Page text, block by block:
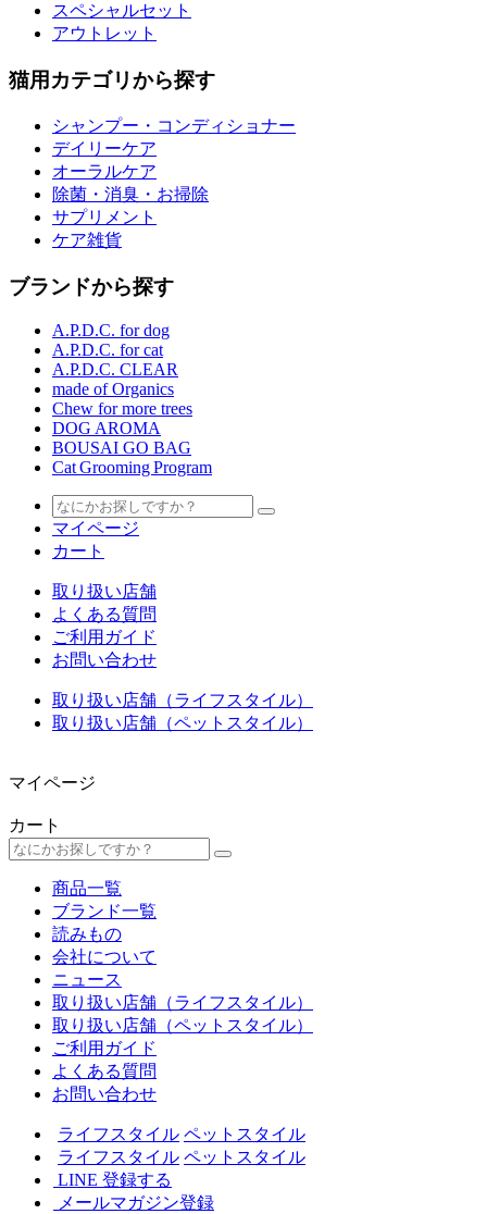
スペシャルセット
アウトレット
猫用カテゴリから探す
シャンプー・コンディショナー
デイリーケア
オーラルケア
除菌・消臭・お掃除
サプリメント
ケア雑貨
ブランドから探す
A.P.D.C. for dog
A.P.D.C. for cat
A.P.D.C. CLEAR
made of Organics
Chew for more trees
DOG AROMA
BOUSAI GO BAG
Cat Grooming Program
マイページ
カート
取り扱い店舗
よくある質問
ご利用ガイド
お問い合わせ
取り扱い店舗（ライフスタイル）
取り扱い店舗（ペットスタイル）
マイページ
カート
商品一覧
ブランド一覧
読みもの
会社について
ニュース
取り扱い店舗（ライフスタイル）
取り扱い店舗（ペットスタイル）
ご利用ガイド
よくある質問
お問い合わせ
ライフスタイル ペットスタイル
ライフスタイル ペットスタイル
LINE 登録する
メールマガジン登録